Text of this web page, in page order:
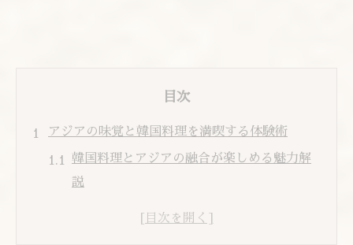
目次
アジアの味覚と韓国料理を満喫する体験術
韓国料理とアジアの融合が楽しめる魅力解
説
本場感あふれる韓国料理の体験ポイント